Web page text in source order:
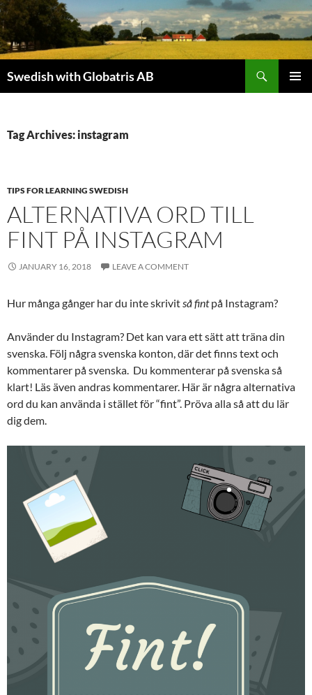
Skip
to
content
Swedish with Globatris AB
Tag Archives: instagram
TIPS FOR LEARNING SWEDISH
ALTERNATIVA ORD TILL
FINT PÅ INSTAGRAM
JANUARY 16, 2018 LEAVE A COMMENT
Hur många gånger har du inte skrivitså fintpå Instagram?
Använder du Instagram? Det kan vara ett sätt att träna din
svenska. Följ några svenska konton, där det finns text och
kommentarer på svenska. Du kommenterar på svenska så
klart! Läs även andras kommentarer. Här är några alternativa
ord du kan använda i stället för “fint”. Pröva alla så att du lär
dig dem.